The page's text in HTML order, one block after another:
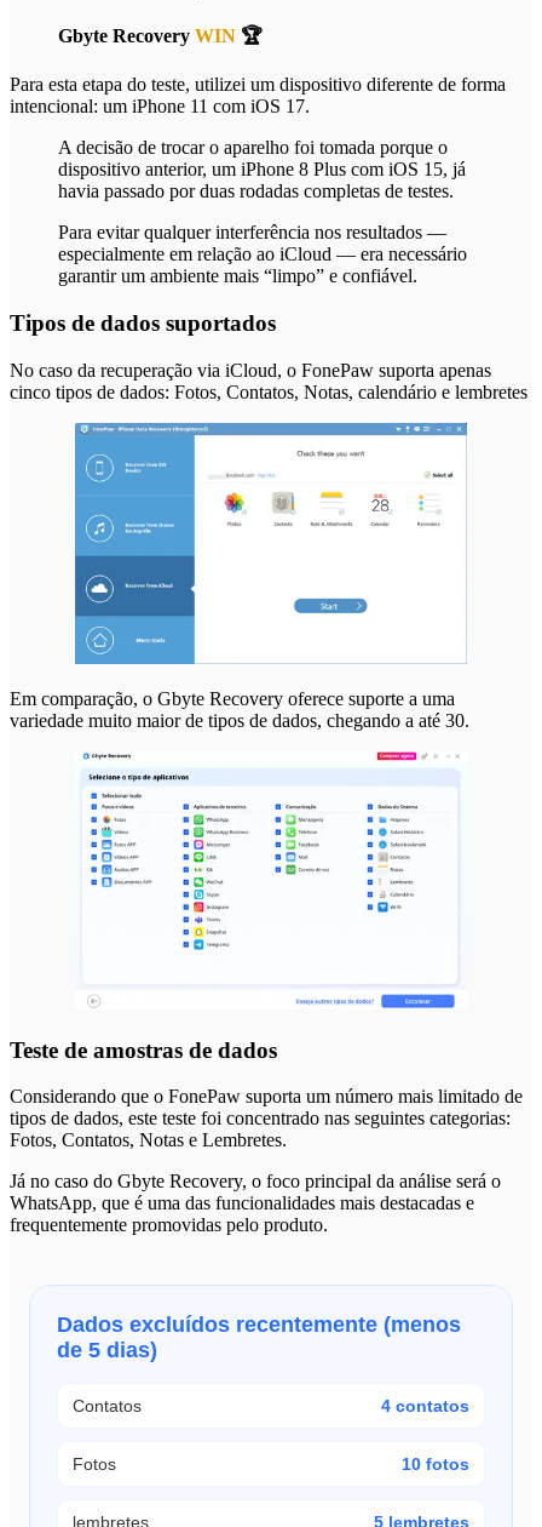
Gbyte Recovery WIN 🏆
Para esta etapa do teste, utilizei um dispositivo diferente de forma
intencional: um iPhone 11 com iOS 17.
A decisão de trocar o aparelho foi tomada porque o
dispositivo anterior, um iPhone 8 Plus com iOS 15, já
havia passado por duas rodadas completas de testes.
Para evitar qualquer interferência nos resultados —
especialmente em relação ao iCloud — era necessário
garantir um ambiente mais “limpo” e confiável.
Tipos de dados suportados
No caso da recuperação via iCloud, o FonePaw suporta apenas
cinco tipos de dados: Fotos, Contatos, Notas, calendário e lembretes
Em comparação, o Gbyte Recovery oferece suporte a uma
variedade muito maior de tipos de dados, chegando a até 30.
Teste de amostras de dados
Considerando que o FonePaw suporta um número mais limitado de
tipos de dados, este teste foi concentrado nas seguintes categorias:
Fotos, Contatos, Notas e Lembretes.
Já no caso do Gbyte Recovery, o foco principal da análise será o
WhatsApp, que é uma das funcionalidades mais destacadas e
frequentemente promovidas pelo produto.
Dados excluídos recentemente (menos
de 5 dias)
Contatos 4 contatos
Fotos 10 fotos
lembretes 5 lembretes